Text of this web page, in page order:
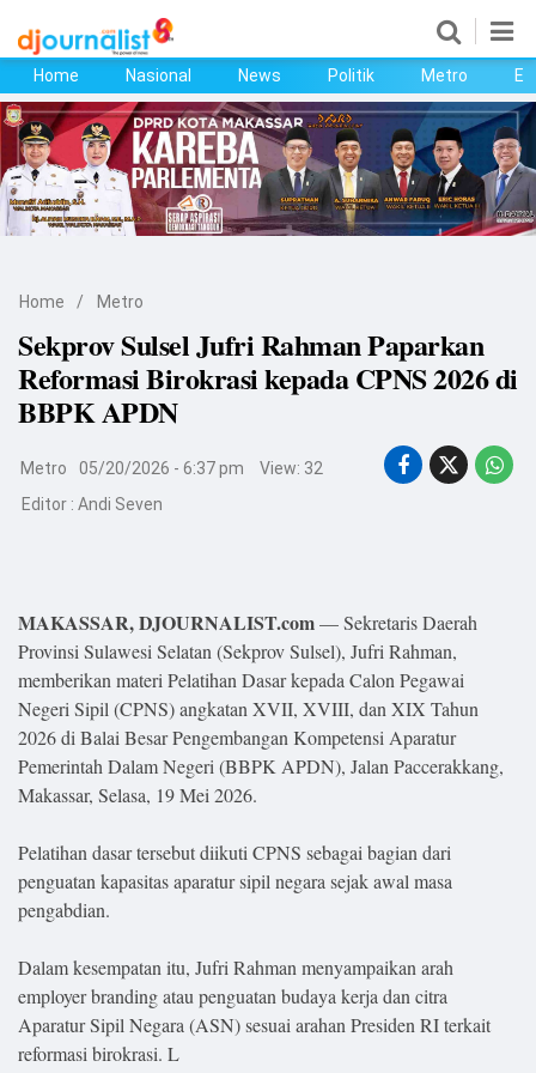
Home
Nasional
News
Ekonomi
Bola
Opini
Copyright
2026
Djournalist.com
Home Nasional News Politik Metro
Home / Metro
Sekprov Sulsel Jufri Rahman Paparkan
Reformasi Birokrasi kepada CPNS 2026 di
BBPK APDN
Metro 05/20/2026 - 6:37 pm
View: 32
Editor : Andi Seven
MAKASSAR, DJOURNALIST.com— Sekretaris Daerah
Provinsi Sulawesi Selatan (Sekprov Sulsel), Jufri Rahman,
memberikan materi Pelatihan Dasar kepada Calon Pegawai
Negeri Sipil (CPNS) angkatan XVII, XVIII, dan XIX Tahun
2026 di Balai Besar Pengembangan Kompetensi Aparatur
Pemerintah Dalam Negeri (BBPK APDN), Jalan Paccerakkang,
Makassar, Selasa, 19 Mei 2026.
Pelatihan dasar tersebut diikuti CPNS sebagai bagian dari
penguatan kapasitas aparatur sipil negara sejak awal masa
pengabdian.
Dalam kesempatan itu, Jufri Rahman menyampaikan arah
employer branding atau penguatan budaya kerja dan citra
Aparatur Sipil Negara (ASN) sesuai arahan Presiden RI terkait
reformasi birokrasi. L